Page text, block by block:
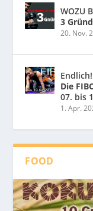
WOZU
3
20. Nov.
Die
07. bis
1. Apr.
FOOD